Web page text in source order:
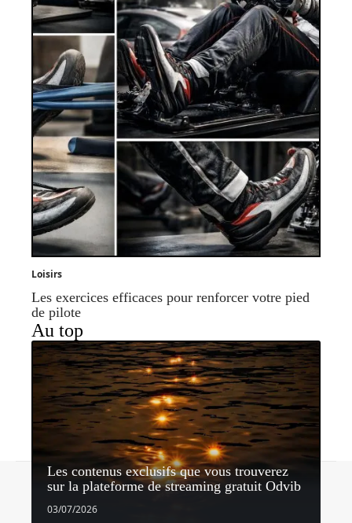
Loisirs
Les exercices efficaces pour renforcer votre pied
de pilote
Au top
Les contenus exclusifs que vous trouverez
sur la plateforme de streaming gratuit Odvib
03/07/2026
Contact Mentions légales Sitemap